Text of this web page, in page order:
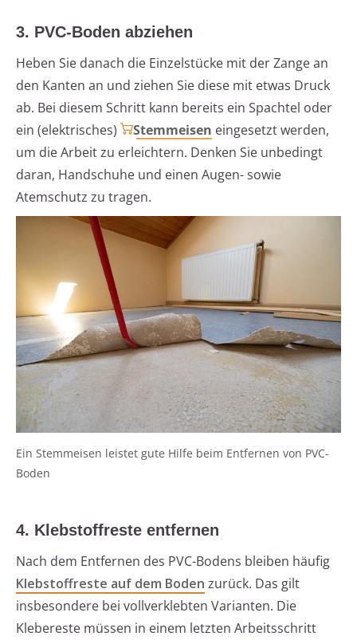
3. PVC-Boden abziehen
Heben Sie danach die Einzelstücke mit der Zange an
den Kanten an und ziehen Sie diese mit etwas Druck
ab. Bei diesem Schritt kann bereits ein Spachtel oder
ein (elektrisches)
Stemmeisen eingesetzt werden,
um die Arbeit zu erleichtern. Denken Sie unbedingt
daran, Handschuhe und einen Augen- sowie
Atemschutz zu tragen.
Ein Stemmeisen leistet gute Hilfe beim Entfernen von PVC-
Boden
4. Klebstoffreste entfernen
Nach dem Entfernen des PVC-Bodens bleiben häufig
Klebstoffreste auf dem Boden zurück. Das gilt
insbesondere bei vollverklebten Varianten. Die
Klebereste müssen in einem letzten Arbeitsschritt